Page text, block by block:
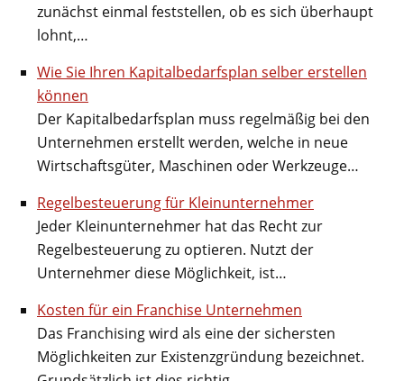
zunächst einmal feststellen, ob es sich überhaupt
lohnt,…
Wie Sie Ihren Kapitalbedarfsplan selber erstellen
können
Der Kapitalbedarfsplan muss regelmäßig bei den
Unternehmen erstellt werden, welche in neue
Wirtschaftsgüter, Maschinen oder Werkzeuge…
Regelbesteuerung für Kleinunternehmer
Jeder Kleinunternehmer hat das Recht zur
Regelbesteuerung zu optieren. Nutzt der
Unternehmer diese Möglichkeit, ist…
Kosten für ein Franchise Unternehmen
Das Franchising wird als eine der sichersten
Möglichkeiten zur Existenzgründung bezeichnet.